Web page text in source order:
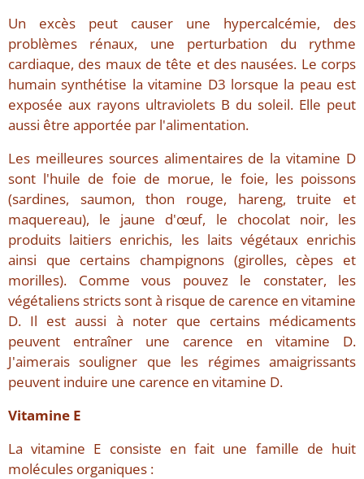
Un excès peut causer une hypercalcémie, des
problèmes rénaux, une perturbation du rythme
cardiaque, des maux de tête et des nausées. Le corps
humain synthétise la vitamine D3 lorsque la peau est
exposée aux rayons ultraviolets B du soleil. Elle peut
aussi être apportée par l'alimentation.
Les meilleures sources alimentaires de la vitamine D
sont l'huile de foie de morue, le foie, les poissons
(sardines, saumon, thon rouge, hareng, truite et
maquereau), le jaune d'œuf, le chocolat noir, les
produits laitiers enrichis, les laits végétaux enrichis
ainsi que certains champignons (girolles, cèpes et
morilles). Comme vous pouvez le constater, les
végétaliens stricts sont à risque de carence en vitamine
D. Il est aussi à noter que certains médicaments
peuvent entraîner une carence en vitamine D.
J'aimerais souligner que les régimes amaigrissants
peuvent induire une carence en vitamine D.
Vitamine E
La vitamine E consiste en fait une famille de huit
molécules organiques :